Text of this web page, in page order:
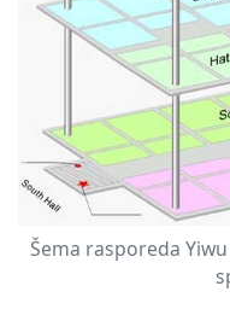
Šema rasporeda